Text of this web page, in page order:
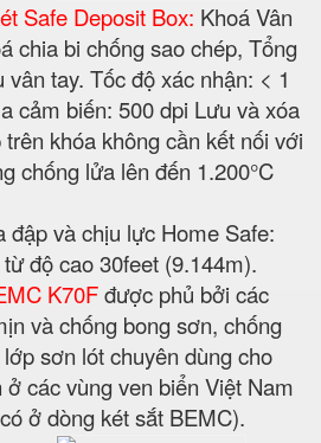
Safe Deposit Box: Khoá Vân
chia bi chống sao chép, Tổng
tay. Tốc độ xác nhận: < 1
cảm biến: 500 dpi Lưu và xóa
khóa không cần kết nối với
chống lửa lên đến 1.200°C
đập và chịu lực Home Safe:
độ cao 30feet (9.144m).
K70Fđược phủ bởi các
và chống bong sơn, chống
sơn lót chuyên dùng cho
các vùng ven biển Việt Nam
ở dòng két sắt BEMC).